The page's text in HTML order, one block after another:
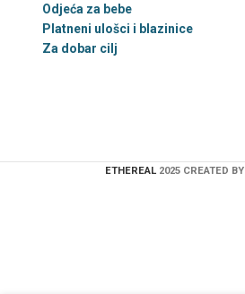
Odjeća za bebe
Platneni ulošci i blazinice
Za dobar cilj
ETHEREAL 2025 CREATED BY